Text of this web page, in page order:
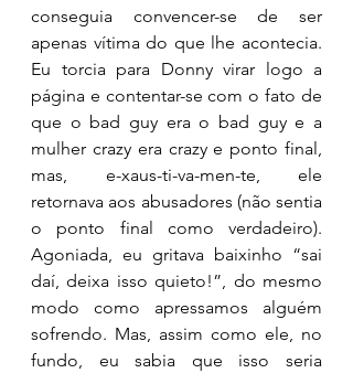
conseguia convencer-se de ser
apenas vítima do que lhe acontecia.
Eu torcia para Donny virar logo a
página e contentar-se com o fato de
que o bad guy era o bad guy e a
mulher crazy era crazy e ponto final,
mas, e-xaus-ti-va-men-te, ele
retornava aos abusadores (não sentia
o ponto final como verdadeiro).
Agoniada, eu gritava baixinho “sai
daí, deixa isso quieto!”, do mesmo
modo como apressamos alguém
sofrendo. Mas, assim como ele, no
fundo, eu sabia que isso seria